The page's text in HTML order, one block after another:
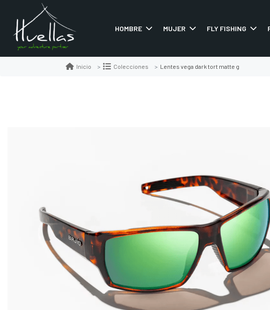
HOMBRE MUJER FLY FISHING
Inicio Colecciones Lentes vega dark tort matte g